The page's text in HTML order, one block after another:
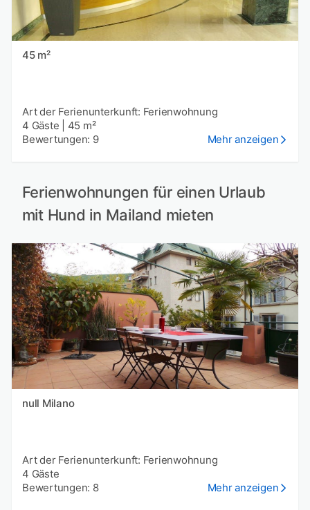
45 m²
Art der Ferienunterkunft: Ferienwohnung
4 Gäste
45 m²
Bewertungen: 9
Mehr anzeigen
Ferienwohnungen für einen Urlaub
mit Hund in Mailand mieten
null Milano
Art der Ferienunterkunft: Ferienwohnung
4 Gäste
Bewertungen: 8
Mehr anzeigen